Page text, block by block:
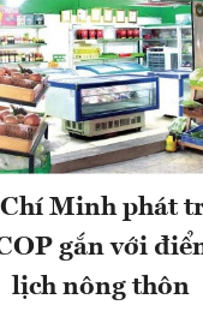
Minh phát
gắn với
lịch nông thôn